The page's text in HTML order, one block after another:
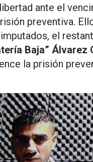
ante el
preventiva.
el
Baja” Álvarez
la prisión